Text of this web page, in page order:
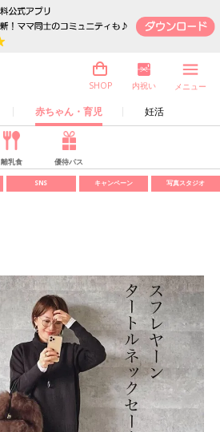
赤ちゃん・育児 妊活
SHOP 内祝い メニュー
離乳食 優待パス
SNS キャンペーン 写真スタジオ